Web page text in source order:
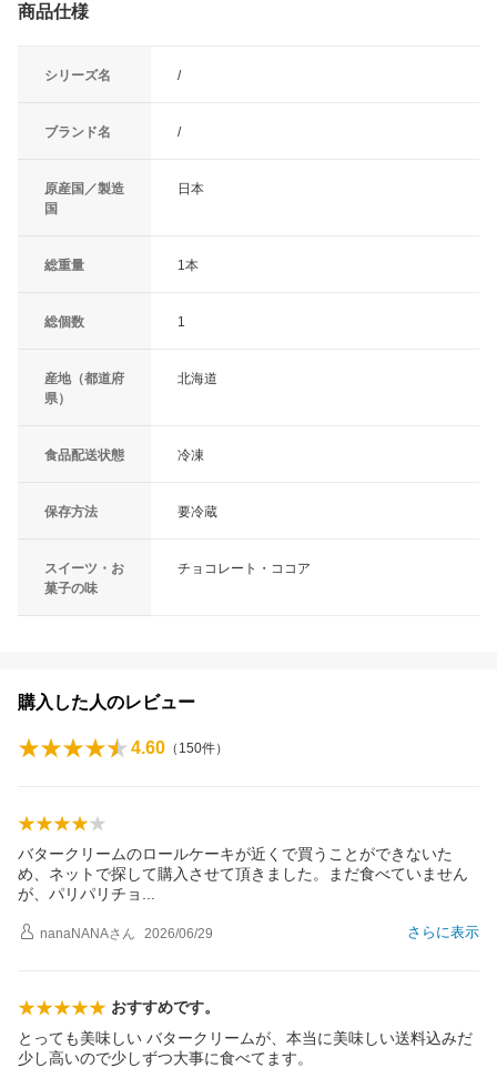
商品仕様
シリーズ名 /
ブランド名 /
原産国／製造
国
日本
総重量 1本
総個数 1
産地（都道府
県）
北海道
食品配送状態 冷凍
保存方法 要冷蔵
スイーツ・お
菓子の味
チョコレート・ココア
購入した人のレビュー
4.60 （ 150件）
バタークリームのロールケーキが近くで買うことができないた
め、ネットで探して購入させて頂きました。まだ食べていません
が、パリパリチ ョ
さらに表示
nanaNANAさん 2026/06/29
おすすめです。
とっても美味しい バタークリームが、本当に美味しい送料込みだ
少し高いので少しずつ大事に食べてます。